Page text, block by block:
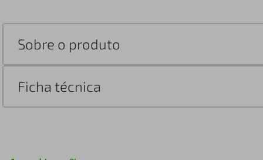
Sobre o produto
Ficha técnica